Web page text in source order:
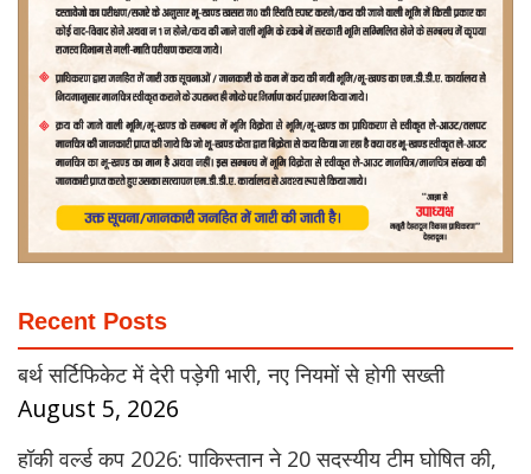
Recent Posts
बर्थ सर्टिफिकेट में देरी पड़ेगी भारी, नए नियमों से होगी सख्ती
August 5, 2026
हॉकी वर्ल्ड कप 2026: पाकिस्तान ने 20 सदस्यीय टीम घोषित की,